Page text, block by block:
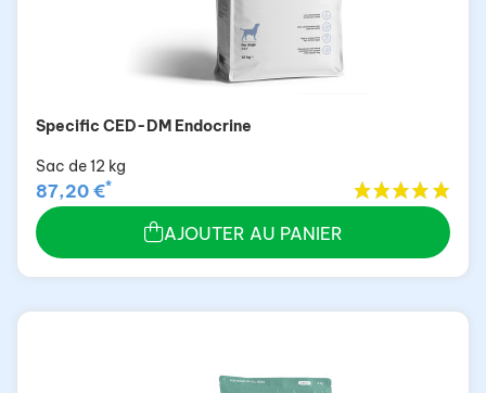
Specific CED-DM Endocrine
Sac de 12 kg
87,20 €*
AJOUTER AU PANIER